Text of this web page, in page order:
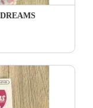
DREAMS